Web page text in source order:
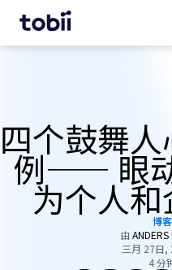
页
四个鼓舞
例—— 眼
为个人
博客
由 ANDERS
三月 27日,
4 分